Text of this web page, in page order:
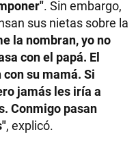
. Sin embargo,
sus nietas sobre la
la nombran, yo no
con el papá. El
su mamá. Si
jamás les iría a
Conmigo pasan
, explicó.